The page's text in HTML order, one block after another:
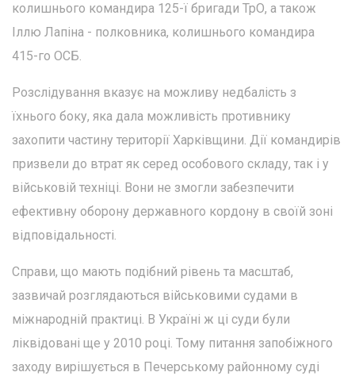
колишнього командира 125-ї бригади ТрО, а також
Іллю Лапіна - полковника, колишнього командира
415-го ОСБ.
Розслідування вказує на можливу недбалість з
їхнього боку, яка дала можливість противнику
захопити частину території Харківщини. Дії командирів
призвели до втрат як серед особового складу, так і у
військовій техніці. Вони не змогли забезпечити
ефективну оборону державного кордону в своїй зоні
відповідальності.
Справи, що мають подібний рівень та масштаб,
зазвичай розглядаються військовими судами в
міжнародній практиці. В Україні ж ці суди були
ліквідовані ще у 2010 році. Тому питання запобіжного
заходу вирішується в Печерському районному суді